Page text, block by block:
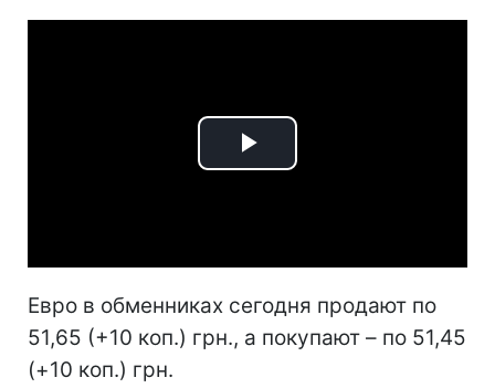
Play
Евро в обменниках сегодня продают по
51,65 (+10 коп.) грн., а покупают – по 51,45
(+10 коп.) грн.